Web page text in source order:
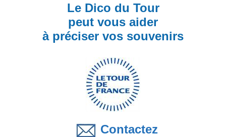
Le Dico du Tour
peut vous aider
à préciser vos souvenirs
Contactez